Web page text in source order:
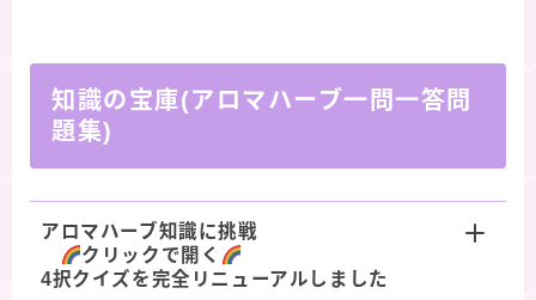
知識の宝庫(アロマハーブ一問一答問
題集)
アロマハーブ知識に挑戦
クリックで開く
4択クイズを完全リニューアルしました